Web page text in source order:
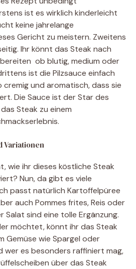
ist es wirklich kinderleicht
keine jahrelange
Gericht zu meistern. Zweitens
Ihr könnt das Steak nach
 ob blutig, medium oder
ist die Pilzsauce einfach
cremig und aromatisch, dass sie
Die Sauce ist der Star des
Steak zu einem
Variationen
wie ihr dieses köstliche Steak
Nun, da gibt es viele
passt natürlich Kartoffelpüree
auch Pommes frites, Reis oder
Salat sind eine tolle Ergänzung.
möchtet, könnt ihr das Steak
Gemüse wie Spargel oder
wer es besonders raffiniert mag,
über das Steak